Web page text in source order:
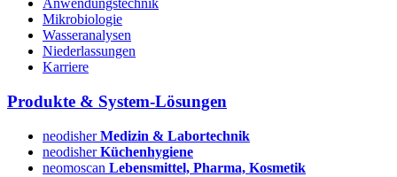
Anwendungstechnik
Mikrobiologie
Wasseranalysen
Niederlassungen
Karriere
Produkte & System-Lösungen
neodisherMedizin & Labortechnik
neodisherKüchenhygiene
neomoscan Lebensmittel, Pharma, Kosmetik